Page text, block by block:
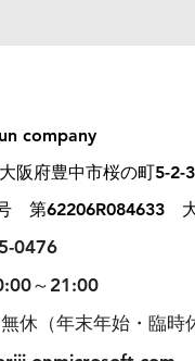
company
阪府豊中市桜の町5-2-
第62206R084633
0476
～21:00
休（年末年始・臨時